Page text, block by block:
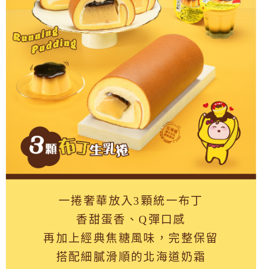
一捲奢華放入3顆統一布丁
香甜蛋香、Q彈口感
再加上經典焦糖風味，完整保留
搭配細膩滑順的北海道奶霜